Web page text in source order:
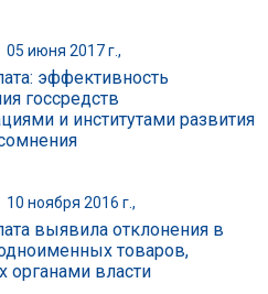
05 июня 2017 г.,
эффективность
госсредств
и институтами развития
10 ноября 2016 г.,
выявила отклонения в
товаров,
органами власти